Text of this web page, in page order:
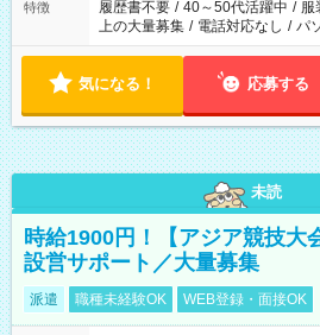
特徴 履歴書不要 / 40～50代活躍中 / 服
上の大量募集 / 電話対応なし / パ
気になる！ 応募する
未読
時給1900円！【アジア競技大
設営サポート／大量募集
派遣 職種未経験OK WEB登録・面接OK